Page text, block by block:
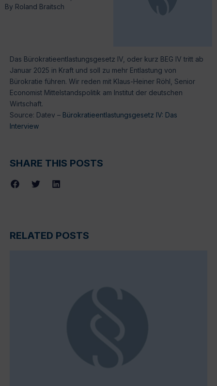
By Roland Braitsch
Das Bürokratieentlastungsgesetz IV, oder kurz BEG IV tritt ab
Januar 2025 in Kraft und soll zu mehr Entlastung von
Bürokratie führen. Wir reden mit Klaus-Heiner Röhl, Senior
Economist Mittelstandspolitik am Institut der deutschen
Wirtschaft.
Source: Datev – Bürokratieentlastungsgesetz IV: Das
Interview
SHARE THIS POSTS
RELATED POSTS